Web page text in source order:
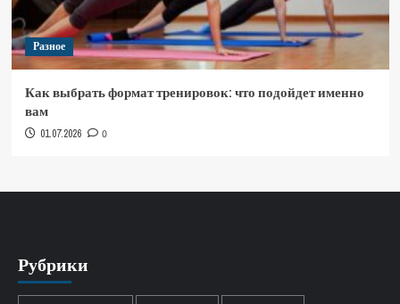
Разное
Как выбрать формат тренировок: что подойдет именно
вам
01.07.2026 0
Рубрики